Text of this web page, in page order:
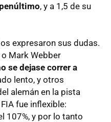
, y a 1,5 de su
expresaron sus dudas.
Mark Webber
se dejase correr a
lento, y otros
alemán en la pista
fue inflexible:
107%, y por lo tanto